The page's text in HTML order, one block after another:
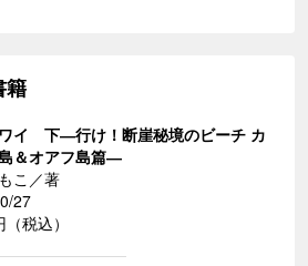
籍
イ 下―行け！断崖秘境のビーチ カ
＆オアフ島篇―
こ／著
27
税込）